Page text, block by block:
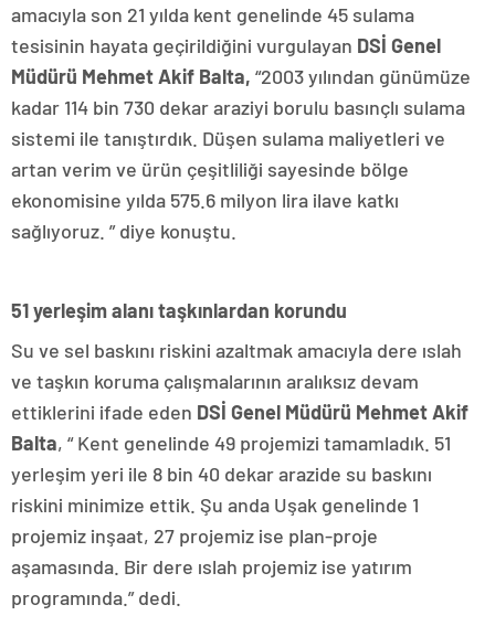
amacıyla son 21 yılda kent genelinde 45 sulama
tesisinin hayata geçirildiğini vurgulayan DSİ Genel
Müdürü Mehmet Akif Balta, “2003 yılından günümüze
kadar 114 bin 730 dekar araziyi borulu basınçlı sulama
sistemi ile tanıştırdık. Düşen sulama maliyetleri ve
artan verim ve ürün çeşitliliği sayesinde bölge
ekonomisine yılda 575.6 milyon lira ilave katkı
sağlıyoruz. ” diye konuştu.
51 yerleşim alanı taşkınlardan korundu
Su ve sel baskını riskini azaltmak amacıyla dere ıslah
ve taşkın koruma çalışmalarının aralıksız devam
ettiklerini ifade eden DSİ Genel Müdürü Mehmet Akif
Balta, “ Kent genelinde 49 projemizi tamamladık. 51
yerleşim yeri ile 8 bin 40 dekar arazide su baskını
riskini minimize ettik. Şu anda Uşak genelinde 1
projemiz inşaat, 27 projemiz ise plan-proje
aşamasında. Bir dere ıslah projemiz ise yatırım
programında.” dedi.